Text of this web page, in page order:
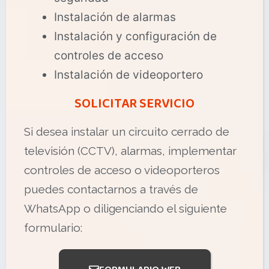
Instalación de alarmas
Instalación y configuración de
controles de acceso
Instalación de videoportero
SOLICITAR SERVICIO
Si desea instalar un circuito cerrado de
televisión (CCTV), alarmas, implementar
controles de acceso o videoporteros
puedes contactarnos a través de
WhatsApp o diligenciando el siguiente
formulario: